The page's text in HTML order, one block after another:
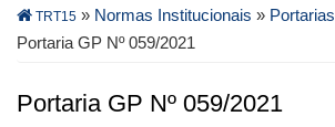
Trilha
de
TRT15 » Normas Institucionais » Portarias
Portaria GP Nº 059/2021
Portaria GP Nº 059/2021